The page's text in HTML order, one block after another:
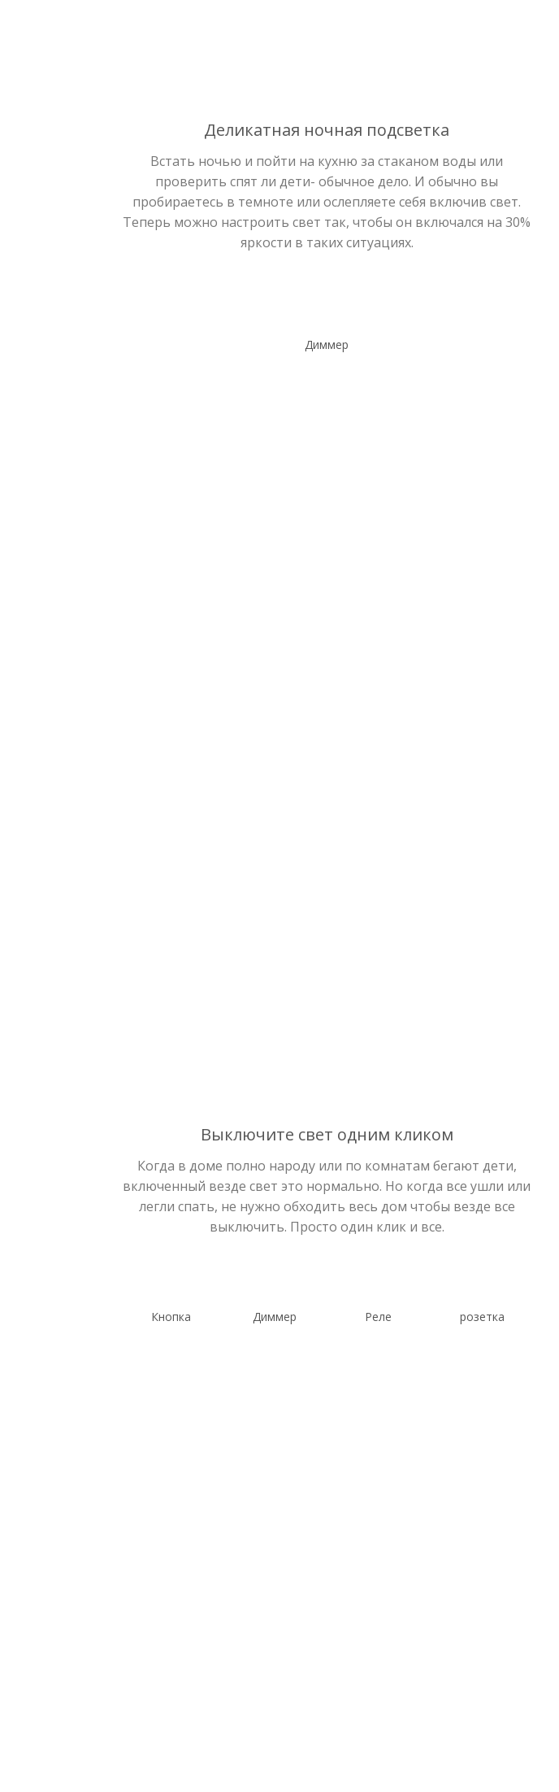
Деликатная ночная подсветка
Встать ночью и пойти на кухню за стаканом воды или
проверить спят ли дети- обычное дело. И обычно вы
пробираетесь в темноте или ослепляете себя включив свет.
Теперь можно настроить свет так, чтобы он включался на 30%
яркости в таких ситуациях.
Диммер
Выключите свет одним кликом
Когда в доме полно народу или по комнатам бегают дети,
включенный везде свет это нормально. Но когда все ушли или
легли спать, не нужно обходить весь дом чтобы везде все
выключить. Просто один клик и все.
Кнопка Диммер Реле розетка